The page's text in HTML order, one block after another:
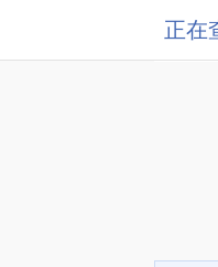
正在